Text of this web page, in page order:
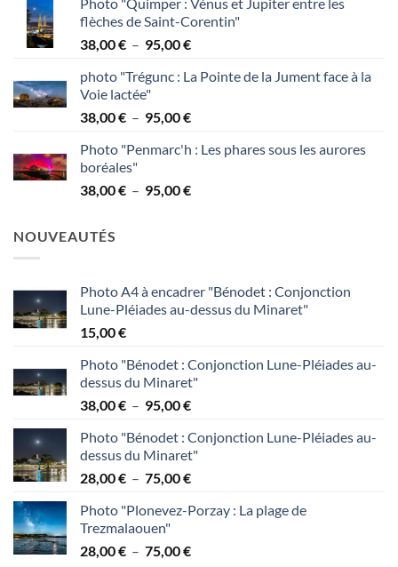
prix :
38,00 €
à
flèches de Saint-Corentin"
38,00€ – 95,00€Plage
prix :
à
photo "Trégunc : La Pointe de la Jument face à la
Voie lactée"
38,00€ – 95,00€Plage
prix :
à
Photo "Penmarc'h : Les phares sous les aurores
boréales"
38,00€ – 95,00€Plage
NOUVEAUTÉS
Photo A4 à encadrer "Bénodet : Conjonction
Lune-Pléiades au-dessus du Minaret"
15,00€
Photo "Bénodet : Conjonction Lune-Pléiades au-
dessus du Minaret"
38,00€ – 95,00€Plage
prix :
38,00 €
à
Photo "Bénodet : Conjonction Lune-Pléiades au-
dessus du Minaret"
28,00€ – 75,00€Plage
prix :
à
Photo "Plonevez-Porzay : La plage de
Trezmalaouen"
28,00€ – 75,00€Plage